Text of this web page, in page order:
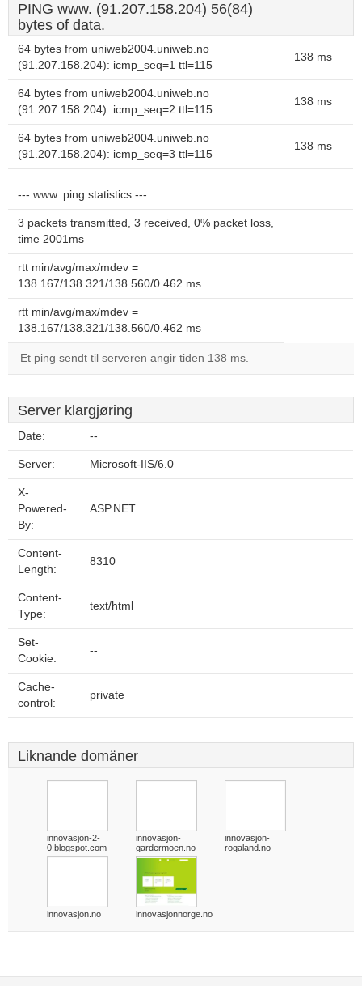
PING www. (91.207.158.204) 56(84)
bytes of data.
64 bytes from uniweb2004.uniweb.no
(91.207.158.204): icmp_seq=1 ttl=115
138 ms
64 bytes from uniweb2004.uniweb.no
(91.207.158.204): icmp_seq=2 ttl=115
138 ms
64 bytes from uniweb2004.uniweb.no
(91.207.158.204): icmp_seq=3 ttl=115
138 ms
--- www. ping statistics ---
3 packets transmitted, 3 received, 0% packet loss,
time 2001ms
rtt min/avg/max/mdev =
138.167/138.321/138.560/0.462 ms
rtt min/avg/max/mdev =
138.167/138.321/138.560/0.462 ms
Et ping sendt til serveren angir tiden 138 ms.
Server klargjøring
Date: --
Server: Microsoft-IIS/6.0
X-
Powered-
By:
ASP.NET
Content-
Length:
8310
Content-
Type:
text/html
Set-
Cookie:
--
Cache-
control:
private
Liknande domäner
innovasjon-2-
0.blogspot.com
innovasjon-
gardermoen.no
innovasjon-
rogaland.no
innovasjon.no innovasjonnorge.no